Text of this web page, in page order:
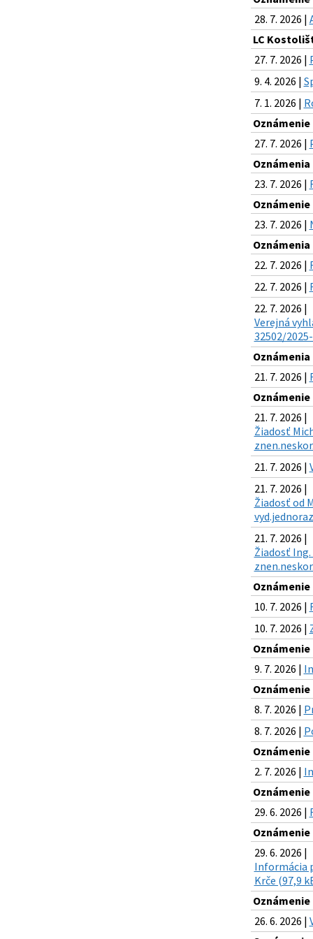
28. 7. 2026 |
LC
27. 7. 2026 |
9. 4. 2026 |
7. 1. 2026 |
27. 7. 2026 |
23. 7. 2026 |
23. 7. 2026 |
22. 7. 2026 |
22. 7. 2026 |
22. 7. 2026 |
Verejná
32502/
21. 7. 2026 |
21. 7. 2026 |
Žiadosť
21. 7. 2026 |
21. 7. 2026 |
Žiadosť od
21. 7. 2026 |
Žiadosť Ing.
10. 7. 2026 |
10. 7. 2026 |
9. 7. 2026 |
8. 7. 2026 |
8. 7. 2026 |
2. 7. 2026 |
29. 6. 2026 |
29. 6. 2026 |
Informácia
Krče (97,9
26. 6. 2026 |